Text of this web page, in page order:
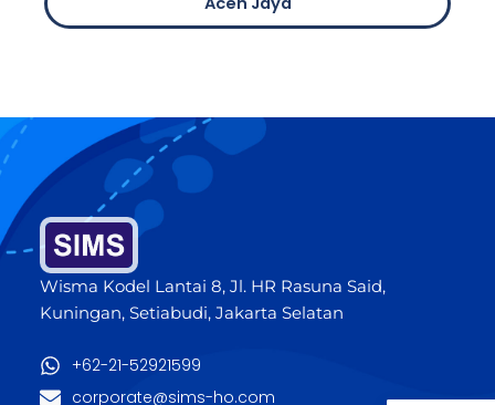
Wisma Kodel Lantai 8, Jl. HR Rasuna Said,
Kuningan, Setiabudi, Jakarta Selatan
+62-21-52921599
corporate@sims-ho.com